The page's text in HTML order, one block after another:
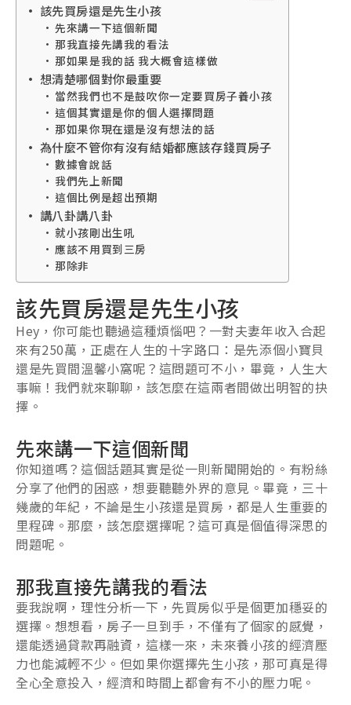
該先買房還是先生小孩
先來講一下這個新聞
那我直接先講我的看法
那如果是我的話 我大概會這樣做
想清楚哪個對你最重要
當然我們也不是鼓吹你一定要買房子養小孩
這個其實還是你的個人選擇問題
那如果你現在還是沒有想法的話
為什麼不管你有沒有結婚都應該存錢買房子
數據會說話
我們先上新聞
這個比例是超出預期
講八卦講八卦
就小孩剛出生吼
應該不用買到三房
那除非
該先買房還是先生小孩
Hey，你可能也聽過這種煩惱吧？一對夫妻年收入合起
來有250萬，正處在人生的十字路口：是先添個小寶貝
還是先買間溫馨小窩呢？這問題可不小，畢竟，人生大
事嘛！我們就來聊聊，該怎麼在這兩者間做出明智的抉
擇。
先來講一下這個新聞
你知道嗎？這個話題其實是從一則新聞開始的。有粉絲
分享了他們的困惑，想要聽聽外界的意見。畢竟，三十
幾歲的年紀，不論是生小孩還是買房，都是人生重要的
里程碑。那麼，該怎麼選擇呢？這可真是個值得深思的
問題呢。
那我直接先講我的看法
要我說啊，理性分析一下，先買房似乎是個更加穩妥的
選擇。想想看，房子一旦到手，不僅有了個家的感覺，
還能透過貸款再融資，這樣一來，未來養小孩的經濟壓
力也能減輕不少。但如果你選擇先生小孩，那可真是得
全心全意投入，經濟和時間上都會有不小的壓力呢。